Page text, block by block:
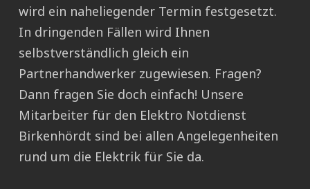
wird ein naheliegender Termin festgesetzt.
In dringenden Fällen wird Ihnen
selbstverständlich gleich ein
Partnerhandwerker zugewiesen. Fragen?
Dann fragen Sie doch einfach! Unsere
Mitarbeiter für den Elektro Notdienst
Birkenhördt sind bei allen Angelegenheiten
rund um die Elektrik für Sie da.